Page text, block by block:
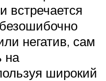
встречается
негатив, сам
на
широкий